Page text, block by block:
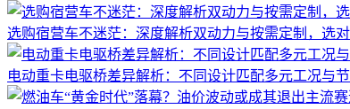
选购宿营车不迷茫：深度解析双动力与按需定制，选
电动重卡电驱桥差异解析：不同设计匹配多元工况与